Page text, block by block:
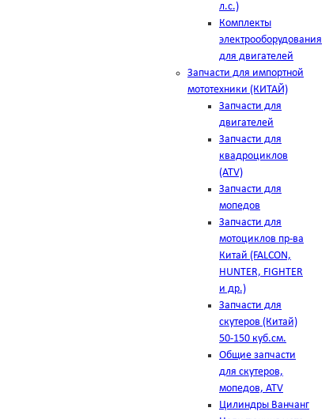
л.с.)
Комплекты
электрооборудования
для двигателей
Запчасти для импортной
мототехники (КИТАЙ)
Запчасти для
двигателей
Запчасти для
квадроциклов
(ATV)
Запчасти для
мопедов
Запчасти для
мотоциклов пр-ва
Китай (FALCON,
HUNTER, FIGHTER
и др.)
Запчасти для
скутеров (Китай)
50-150 куб.см.
Общие запчасти
для скутеров,
мопедов, ATV
Цилиндры Ванчанг